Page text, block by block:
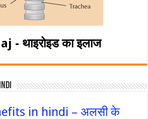
थाइरोइड का इलाज
in hindi – अलसी के